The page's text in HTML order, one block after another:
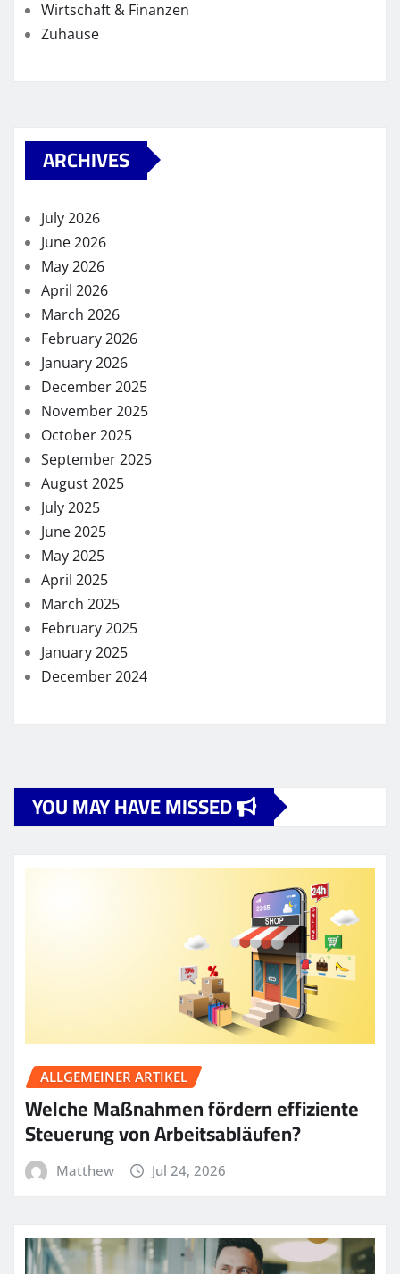
Wirtschaft & Finanzen
Zuhause
ARCHIVES
July 2026
June 2026
May 2026
April 2026
March 2026
February 2026
January 2026
December 2025
November 2025
October 2025
September 2025
August 2025
July 2025
June 2025
May 2025
April 2025
March 2025
February 2025
January 2025
December 2024
YOU MAY HAVE MISSED
ALLGEMEINER ARTIKEL
Welche Maßnahmen fördern effiziente
Steuerung von Arbeitsabläufen?
Matthew Jul 24, 2026